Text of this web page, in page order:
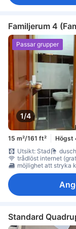
Familjerum 4
1/4
Passar grupper
15 m²/161 ft² Högst
Utsikt: Stad
dusch
trådlöst internet
möjlighet att stryka
Standard